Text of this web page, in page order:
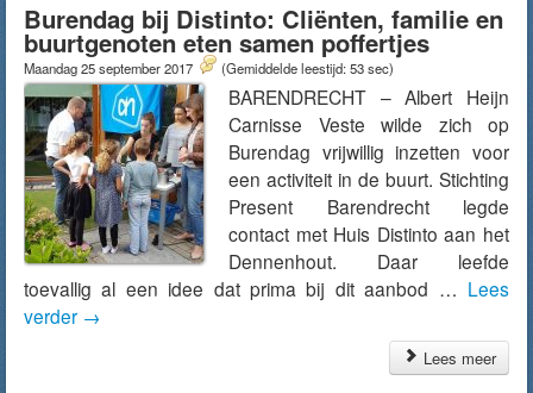
Burendag bij Distinto: Cliënten, familie en
buurtgenoten eten samen poffertjes
Maandag 25 september 2017 (Gemiddelde leestijd: 53 sec)
BARENDRECHT – Albert Heijn
Carnisse Veste wilde zich op
Burendag vrijwillig inzetten voor
een activiteit in de buurt. Stichting
Present Barendrecht legde
contact met Huis Distinto aan het
Dennenhout. Daar leefde
toevallig al een idee dat prima bij dit aanbod … Lees
verder →
Lees meer